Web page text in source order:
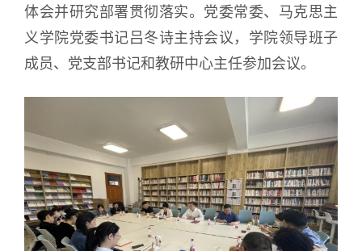
体会并研究部署贯彻落实。党委常委、马克思主
义学院党委书记吕冬诗主持会议，学院领导班子
成员、党支部书记和教研中心主任参加会议。